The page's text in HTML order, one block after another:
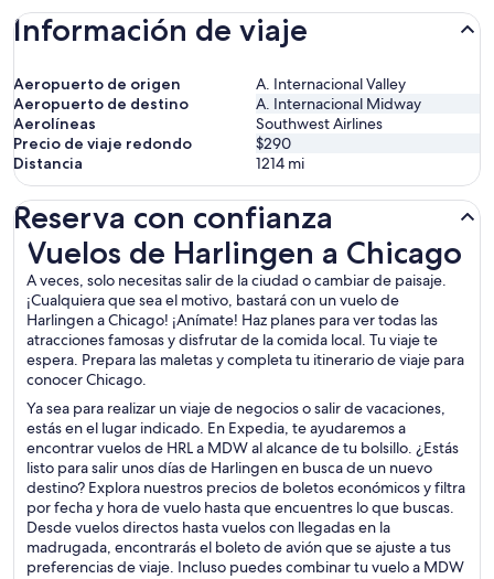
Información de viaje
Aeropuerto de origen
A. Internacional Valley
Aeropuerto de destino
A. Internacional Midway
Aerolíneas
Southwest Airlines
Precio de viaje redondo
$290
Distancia
1214 mi
Reserva con confianza
Vuelos de Harlingen a Chicago
A veces, solo necesitas salir de la ciudad o cambiar de paisaje.
¡Cualquiera que sea el motivo, bastará con un vuelo de
Harlingen a Chicago! ¡Anímate! Haz planes para ver todas las
atracciones famosas y disfrutar de la comida local. Tu viaje te
espera. Prepara las maletas y completa tu itinerario de viaje para
conocer Chicago.
Ya sea para realizar un viaje de negocios o salir de vacaciones,
estás en el lugar indicado. En Expedia, te ayudaremos a
encontrar vuelos de HRL a MDW al alcance de tu bolsillo. ¿Estás
listo para salir unos días de Harlingen en busca de un nuevo
destino? Explora nuestros precios de boletos económicos y filtra
por fecha y hora de vuelo hasta que encuentres lo que buscas.
Desde vuelos directos hasta vuelos con llegadas en la
madrugada, encontrarás el boleto de avión que se ajuste a tus
preferencias de viaje. Incluso puedes combinar tu vuelo a MDW
Vuelos de Harlingen a Chicago